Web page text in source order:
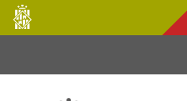
Salta al contingut principal
Consell
de
Mallorca